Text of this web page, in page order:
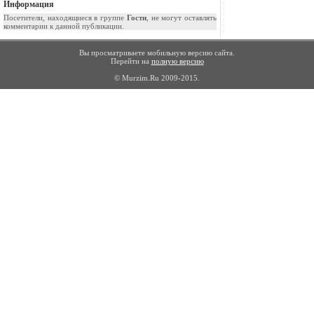
Информация
Посетители, находящиеся в группе Гости, не могут оставлять
комментарии к данной публикации.
Вы просматриваете мобильную версию сайта.
Перейти на полную версию
© Murzim.Ru 2009-2015.